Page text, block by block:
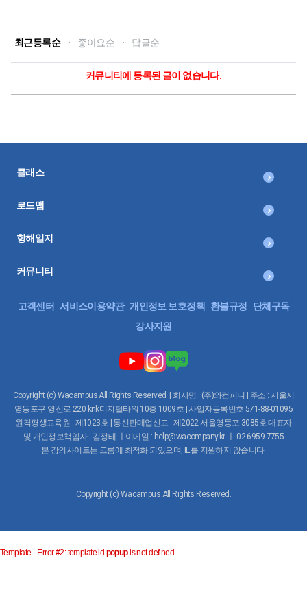
최근등록순 · 좋아요순 · 답글순
커뮤니티에 등록된 글이 없습니다.
클래스
로드맵
항해일지
커뮤니티
고객센터 서비스이용약관 개인정보 보호정책 환불규정
단체구독
강사지원
Copyright (c) Wacampus All Rights Reserved. | 회사명 : (주)와컴퍼니 | 주소 : 서울시
영등포구 영신로 220 knk디지털타워 10층 1009호 | 사업자등록번호 571-88-01095
원격평생교육원 : 제1023호 | 통신판매업신고 : 제2022-서울영등포-3085호 대표자
및 개인정보책임자 : 김정태 ㅣ이메일 : help@wacompany.kr ㅣ 02-6959-7755
본 강의사이트는 크롬에 최적화 되있으며, IE를 지원하지 않습니다.
Copyright (c) Wacampus All Rights Reserved.
Template_ Error #2: template id popupis not defined